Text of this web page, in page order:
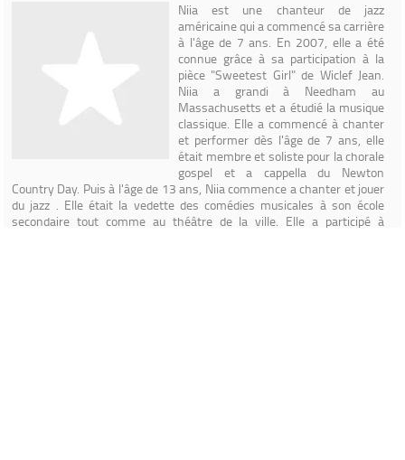
Niia est une chanteur de jazz
américaine qui a commencé sa carrière
à l'âge de 7 ans. En 2007, elle a été
connue grâce à sa participation à la
pièce "Sweetest Girl" de Wiclef Jean.
Niia a grandi à Needham au
Massachusetts et a étudié la musique
classique. Elle a commencé à chanter
et performer dès l'âge de 7 ans, elle
était membre et soliste pour la chorale
gospel et a cappella du Newton
Country Day. Puis à l'âge de 13 ans, Niia commence a chanter et jouer
du jazz . Elle était la vedette des comédies musicales à son école
secondaire tout comme au théâtre de la ville. Elle a participé à